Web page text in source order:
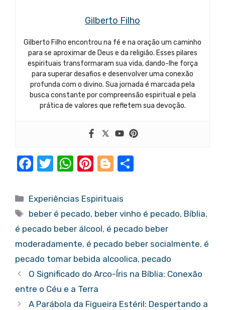
Gilberto Filho
Gilberto Filho encontrou na fé e na oração um caminho
para se aproximar de Deus e da religião. Esses pilares
espirituais transformaram sua vida, dando-lhe força
para superar desafios e desenvolver uma conexão
profunda com o divino. Sua jornada é marcada pela
busca constante por compreensão espiritual e pela
prática de valores que refletem sua devoção.
F
c
e
b
o
o
k
T
it
te
r
W
at
s
A
p
p
Pi
er
e
st
Bl
g
g
er
e
Categorias
Experiências Espirituais
Tags
beber é pecado, beber vinho é pecado, Bíblia,
é pecado beber álcool, é pecado beber
moderadamente, é pecado beber socialmente, é
pecado tomar bebida alcoolica, pecado
O Significado do Arco-Íris na Bíblia: Conexão
entre o Céu e a Terra
A Parábola da Figueira Estéril: Despertando a